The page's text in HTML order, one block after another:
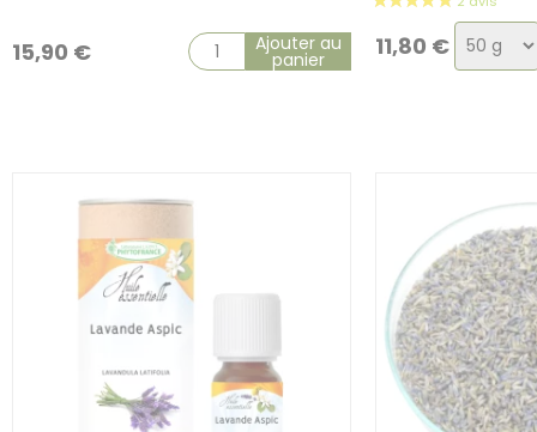
15,90 € Ajouter au
panier 11,80 € Choix
de